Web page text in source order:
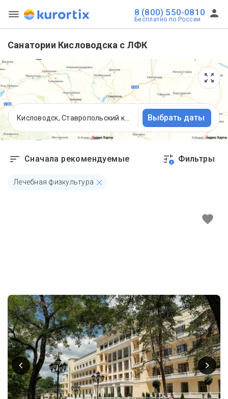
8 (800) 550-0810
Бесплатно по России
Санатории Кисловодска с ЛФК
Выбрать даты
Сначала рекомендуемые 1 Фильтры
Лечебная физкультура